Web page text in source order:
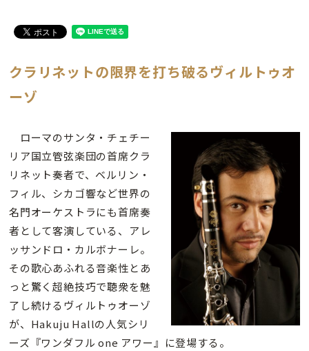
クラリネットの限界を打ち破るヴィルトゥオ
ーゾ
ローマのサンタ・チェチー
リア国立管弦楽団の首席クラ
リネット奏者で、ベルリン・
フィル、シカゴ響など世界の
名門オーケストラにも首席奏
者として客演している、アレ
ッサンドロ・カルボナーレ。
その歌心あふれる音楽性とあ
っと驚く超絶技巧で聴衆を魅
了し続けるヴィルトゥオーゾ
が、Hakuju Hallの人気シリ
ーズ『ワンダフル one アワー』に登場する。